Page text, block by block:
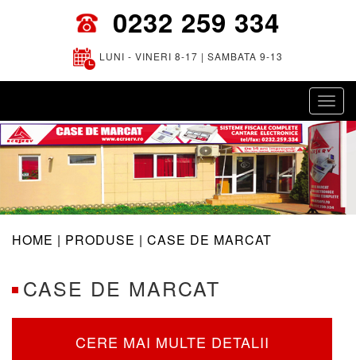
0232 259 334
LUNI - VINERI 8-17 | SAMBATA 9-13
HOME | PRODUSE | CASE DE MARCAT
CASE DE MARCAT
CERE MAI MULTE DETALII